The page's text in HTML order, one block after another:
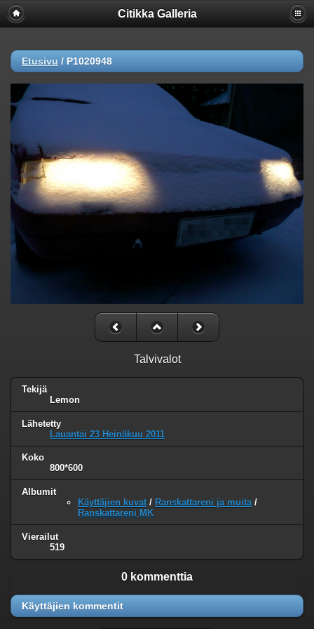
Citikka Galleria
Etusivu / P1020948
Talvivalot
Tekijä
Lemon
Lähetetty
Lauantai 23 Heinäkuu 2011
Koko
800*600
Albumit
Käyttäjien kuvat / Ranskattareni ja muita/
Ranskattareni MK
Vierailut
519
0 kommenttia
Käyttäjien kommentit